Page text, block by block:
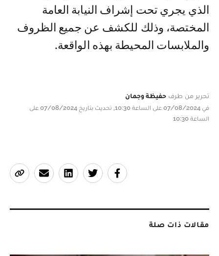
الذي يجري تحت إشراف النيابة العامة
المختصة، وذلك للكشف عن جميع الظروف
والملابسات المحيطة بهذه الواقعة.
تحرير من طرف حفيظة وجمان
في 07/08/2024 على الساعة 10:30, تحديث بتاريخ 07/08/2024 على
الساعة 10:30
مقالات ذات صلة